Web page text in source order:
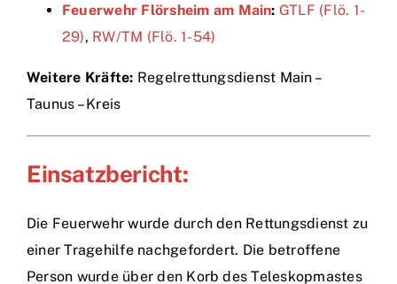
Feuerwehr Flörsheim am Main: GTLF (Flö. 1-
29), RW/TM (Flö. 1-54)
Weitere Kräfte: Regelrettungsdienst Main –
Taunus – Kreis
Einsatzbericht:
Die Feuerwehr wurde durch den Rettungsdienst zu
einer Tragehilfe nachgefordert. Die betroffene
Person wurde über den Korb des Teleskopmastes